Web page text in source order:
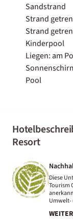
Sandstrand
Strand
Strand
Kinderpool
Liegen: am
Pool
Resort
Diese
Tourism
Umwelt-